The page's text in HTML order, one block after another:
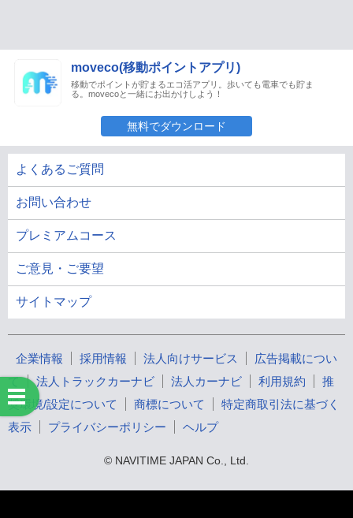
moveco(移動ポイントアプリ)
移動でポイントが貯まるエコ活アプリ。歩いても電車でも貯ま
る。movecoと一緒にお出かけしよう！
無料でダウンロード
よくあるご質問
お問い合わせ
プレミアムコース
ご意見・ご要望
サイトマップ
企業情報 採用情報 法人向けサービス
広告掲載につい
て
法人トラックカーナビ 法人カーナビ 利用規約
推
奨環境/設定について
商標について
特定商取引法に基づく
表示
プライバシーポリシー ヘルプ
© NAVITIME JAPAN Co., Ltd.